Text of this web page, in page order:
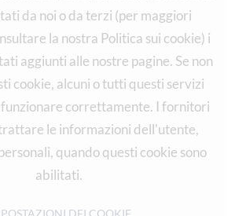
da noi o da terzi (per maggiori
la nostra Politica sui cookie) i
aggiunti alle nostre pagine. Se non
cookie, alcuni o tutti questi servizi
correttamente. I fornitori
le informazioni dell'utente,
quando questi cookie sono
abilitati.